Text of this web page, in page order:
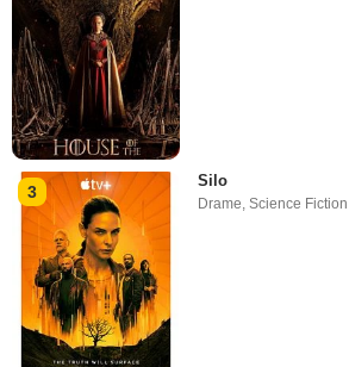
3
Silo
Drame,Science Fiction